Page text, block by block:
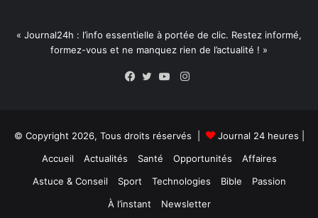
« Journal24h : l’info essentielle à portée de clic. Restez informé,
formez-vous et ne manquez rien de l’actualité ! »
Instagram
© Copyright 2026, Tous droits réservés | Journal 24 heures
Accueil
Actualités Santé Opportunités
Affaires
Astuce & Conseil
Sport Technologies Bible
Passion
À l’instant
Newsletter